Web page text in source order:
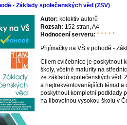
- Základy společenských věd (ZSV)
Autor: kolektiv autorů
Rozsah: 152 stran, A4
Hodnocení serveru: * * * * *
Přijímačky na VŠ v pohodě -
Cílem cvičebnice je poskytnout
školy, včetně maturity na
ze základů společenských věd.
a nejfrekventovanějších témat
poskytnout kompletní podklady
na libovolnou vysokou školu v